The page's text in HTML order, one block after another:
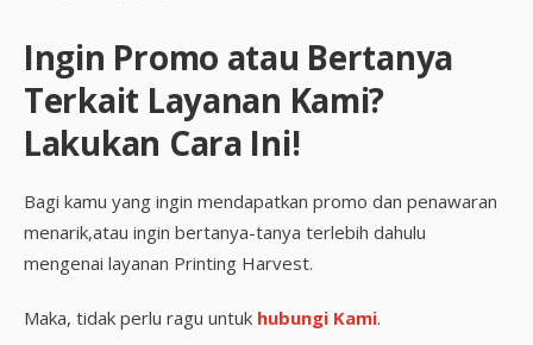
Ingin Promo atau Bertanya
Terkait Layanan Kami?
Lakukan Cara Ini!
Bagi kamu yang ingin mendapatkan promo dan penawaran
menarik,atau ingin bertanya-tanya terlebih dahulu
mengenai layanan Printing Harvest.
Maka, tidak perlu ragu untuk hubungi Kami.